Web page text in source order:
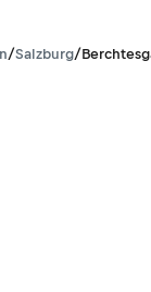
/Salzburg/